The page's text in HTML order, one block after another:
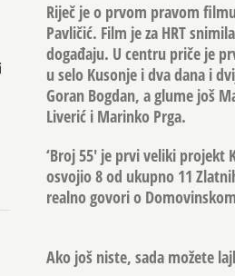
Riječ je o prvom pravom
Pavličić. Film je za HRT
događaju. U centru priče je
u selo Kusonje i dva dana i
Goran Bogdan, a glume još
Liverić i Marinko Prga.
‘Broj 55′ je prvi veliki
osvojio 8 od ukupno 11
realno govori o
Ako još niste, sada možete